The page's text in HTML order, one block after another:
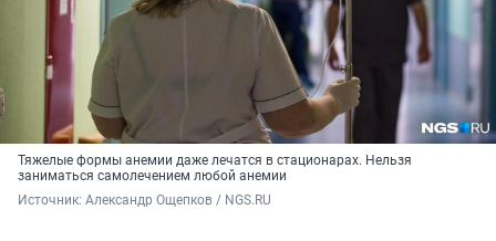
Тяжелые формы анемии даже лечатся в стационарах. Нельзя
заниматься самолечением любой анемии
Источник: Александр Ощепков / NGS.RU